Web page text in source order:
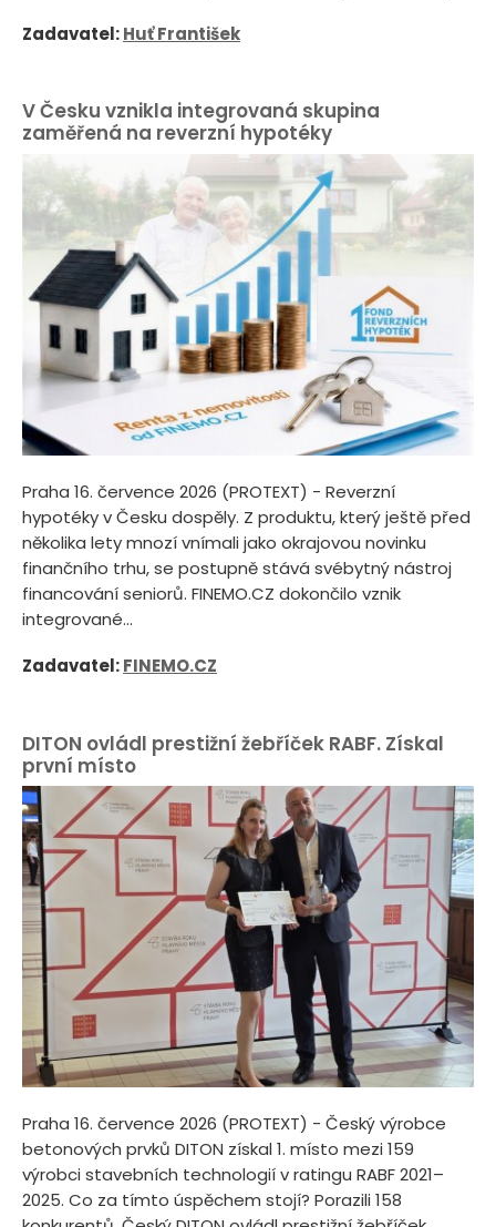
Zadavatel:Huť František
V Česku vznikla integrovaná skupina
zaměřená na reverzní hypotéky
Praha 16. července 2026 (PROTEXT) - Reverzní
hypotéky v Česku dospěly. Z produktu, který ještě před
několika lety mnozí vnímali jako okrajovou novinku
finančního trhu, se postupně stává svébytný nástroj
financování seniorů. FINEMO.CZ dokončilo vznik
integrované...
Zadavatel:FINEMO.CZ
DITON ovládl prestižní žebříček RABF. Získal
první místo
Praha 16. července 2026 (PROTEXT) - Český výrobce
betonových prvků DITON získal 1. místo mezi 159
výrobci stavebních technologií v ratingu RABF 2021–
2025. Co za tímto úspěchem stojí? Porazili 158